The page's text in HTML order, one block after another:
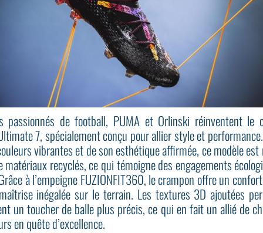
passionnés de football, PUMA et Orlinski réinventent le
7, spécialement conçu pour allier style et
vibrantes et de son esthétique affirmée, ce modèle est
matériaux recyclés, ce qui témoigne des engagements
à l’empeigne FUZIONFIT360, le crampon offre un
inégalée sur le terrain. Les textures 3D ajoutées
un toucher de balle plus précis, ce qui en fait un allié de
en quête d’excellence.